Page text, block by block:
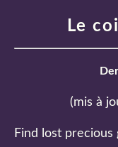
Le
(mis à
Find lost precious